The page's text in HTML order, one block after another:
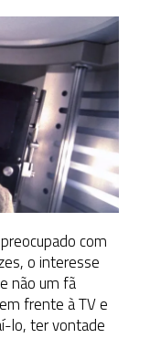
com
o interesse
não um fã
frente à TV e
lo, ter vontade